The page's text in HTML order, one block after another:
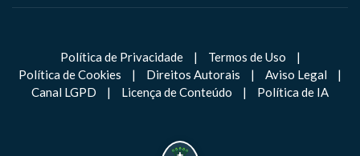
Política de Privacidade | Termos de Uso
|
Política de Cookies
| Direitos Autorais | Aviso Legal
|
Canal LGPD
| Licença de Conteúdo | Política de IA